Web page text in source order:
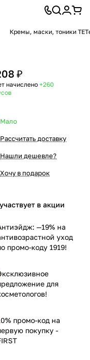
Кремы, маски, тоники
₽
начислено +260
Мало
Рассчитать доставку
Нашли дешевле?
Хочу в подарок
в акции
—19% на
уход
промо-коду 1919!
для
промо-код на
покупку -